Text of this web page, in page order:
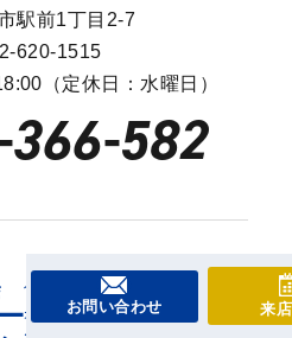
お問い合わせ 来
駅前1丁目2-7
620-1515
（定休日：水曜日）
582
1949年創業の安心と実績
北摂最大級の賃貸管理戸数約11000戸